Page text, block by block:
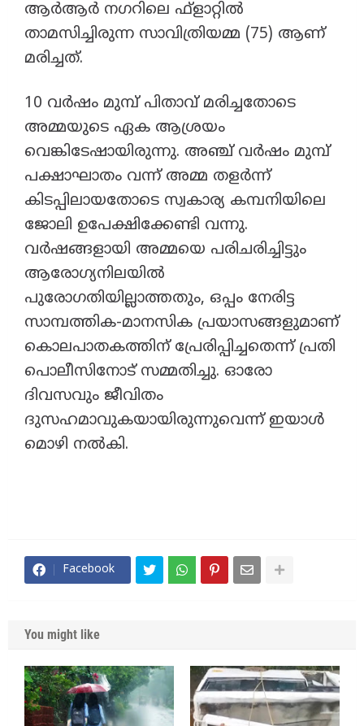
ആർആർ നഗറിലെ ഫ്ളാറ്റിൽ
താമസിച്ചിരുന്ന സാവിത്രിയമ്മ (75) ആണ്
മരിച്ചത്.
10 വർഷം മുമ്പ് പിതാവ് മരിച്ചതോടെ
അമ്മയുടെ ഏക ആശ്രയം
വെങ്കിടേഷായിരുന്നു. അഞ്ച് വർഷം മുമ്പ്
പക്ഷാഘാതം വന്ന് അമ്മ തളർന്ന്
കിടപ്പിലായതോടെ സ്വകാര്യ കമ്പനിയിലെ
ജോലി ഉപേക്ഷിക്കേണ്ടി വന്നു.
വർഷങ്ങളായി അമ്മയെ പരിചരിച്ചിട്ടും
ആരോഗ്യനിലയിൽ
പുരോഗതിയില്ലാത്തതും, ഒപ്പം നേരിട്ട
സാമ്പത്തിക-മാനസിക പ്രയാസങ്ങളുമാണ്
കൊലപാതകത്തിന് പ്രേരിപ്പിച്ചതെന്ന് പ്രതി
പൊലീസിനോട് സമ്മതിച്ചു. ഓരോ
ദിവസവും ജീവിതം
ദുസഹമാവുകയായിരുന്നുവെന്ന് ഇയാൾ
മൊഴി നൽകി.
Facebook
You might like